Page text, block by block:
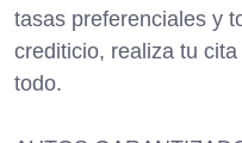
tasas preferenciales y
crediticio, realiza tu
todo.